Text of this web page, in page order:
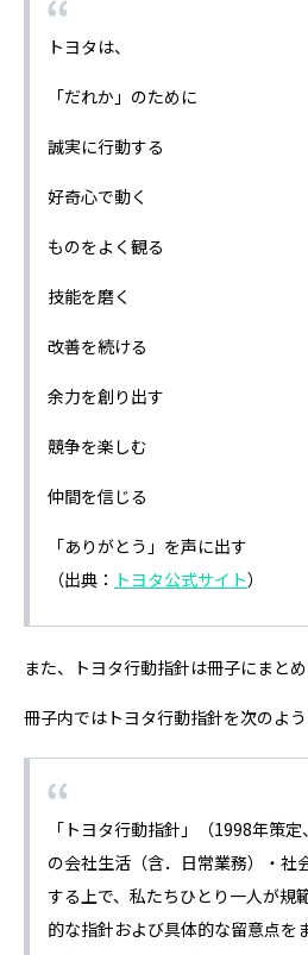
トヨタは、
「だれか」のために
誠実に行動する
好奇心で動く
ものをよく観る
技能を磨く
改善を続ける
余力を創り出す
競争を楽しむ
仲間を信じる
「ありがとう」を声に出す
（出典： トヨタ公式サイト）
また、トヨタ行動指針は冊子にまとめ
冊子内ではトヨタ行動指針を次のよう
「トヨタ行動指針」（1998年策
の会社生活（含．日常業務）・社
する上で、私たちひとり一人が規
的な指針および具体的な留意点を